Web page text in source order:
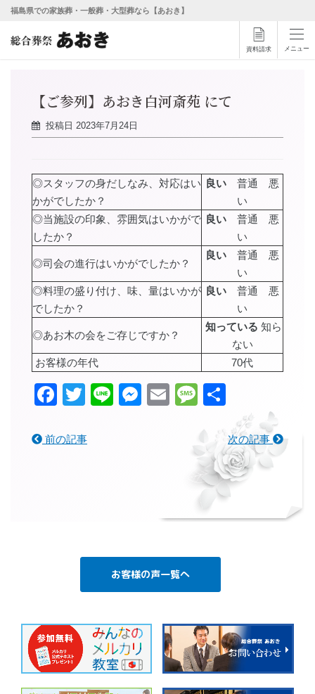
福島県での家族葬・一般葬・大型葬なら【あおき】
資料請求 メニュー
【ご参列】あおき白河斎苑 にて
投稿日 2023年7月24日
◎スタッフの身だしなみ、対応はい
かがでしたか？
良い 普通 悪
い
◎当施設の印象、雰囲気はいかがで
したか？
良い 普通 悪
い
◎司会の進行はいかがでしたか？
良い 普通 悪
い
◎料理の盛り付け、味、量はいかが
でしたか？
良い 普通 悪
い
◎あお木の会をご存じですか？
知っている 知ら
ない
お客様の年代
70代
Facebook
Twitter
LineMessenger
EmailMessage
有
前の記事 次の記事
お客様の声一覧へ